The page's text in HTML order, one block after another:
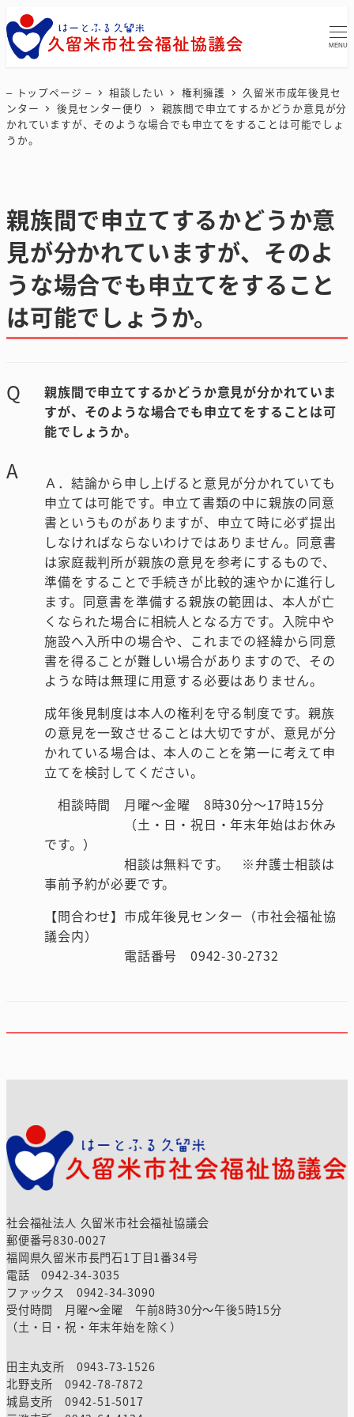
MENU
– トップページ – 相談したい 権利擁護
久留米市成年後見セ
ンター
後見センター便り
親族間で申立てするかどうか意見が分
かれていますが、そのような場合でも申立てをすることは可能でしょ
うか。
親族間で申立てするかどうか意
見が分かれていますが、そのよ
うな場合でも申立てをすること
は可能でしょうか。
Q
親族間で申立てするかどうか意見が分かれていま
すが、そのような場合でも申立てをすることは可
能でしょうか。
A
Ａ．結論から申し上げると意見が分かれていても
申立ては可能です。申立て書類の中に親族の同意
書というものがありますが、申立て時に必ず提出
しなければならないわけではありません。同意書
は家庭裁判所が親族の意見を参考にするもので、
準備をすることで手続きが比較的速やかに進行し
ます。同意書を準備する親族の範囲は、本人が亡
くなられた場合に相続人となる方です。入院中や
施設へ入所中の場合や、これまでの経緯から同意
書を得ることが難しい場合がありますので、その
ような時は無理に用意する必要はありません。
成年後見制度は本人の権利を守る制度です。親族
の意見を一致させることは大切ですが、意見が分
かれている場合は、本人のことを第一に考えて申
立てを検討してください。
相談時間 月曜～金曜 8時30分～17時15分
（土・日・祝日・年末年始はお休み
です。）
相談は無料です。 ※弁護士相談は
事前予約が必要です。
【問合わせ】市成年後見センター（市社会福祉協
議会内）
電話番号 0942-30-2732
社会福祉法人 久留米市社会福祉協議会
郵便番号830-0027
福岡県久留米市長門石1丁目1番34号
電話 0942-34-3035
ファックス 0942-34-3090
受付時間 月曜～金曜 午前8時30分～午後5時15分
（土・日・祝・年末年始を除く）
田主丸支所 0943-73-1526
北野支所 0942-78-7872
城島支所 0942-51-5017